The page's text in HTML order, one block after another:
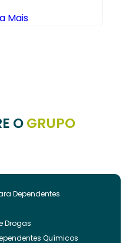
Mais
OGRUPO
Dependentes
Drogas
Químicos